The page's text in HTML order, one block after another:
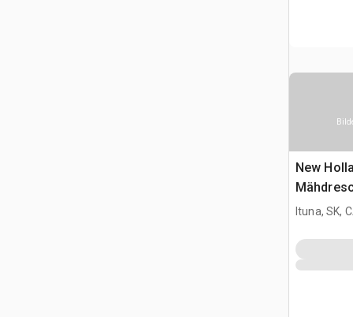
New
Ituna, SK,